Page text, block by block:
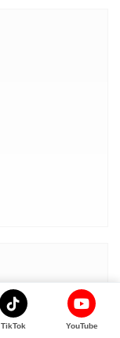
TikTok YouTube